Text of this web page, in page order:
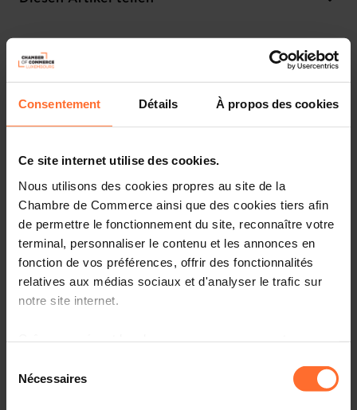
Consentement Détails À propos des cookies
Ce site internet utilise des cookies.
Nous utilisons des cookies propres au site de la
Chambre de Commerce ainsi que des cookies tiers afin
de permettre le fonctionnement du site, reconnaître votre
terminal, personnaliser le contenu et les annonces en
fonction de vos préférences, offrir des fonctionnalités
relatives aux médias sociaux et d'analyser le trafic sur
notre site internet.
à l’exception des cookies strictement nécessaires au
fonctionnement du site. Une description des différents
Nécessaires
"Un défi existentiel". C’est ainsi que Mario Draghi, l’ancien
président de la Banque centrale européenne de 2011 à
2021 à 2022, a qualifié ce qui attend l’Europe, en
européenne1, le 9 septembre dernier. Il n’est pas le
premier à alerter sur les risques liés à la trajectoire